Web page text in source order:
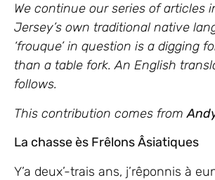
We continue our series of articles
Jersey’s own traditional native
‘frouque’ in question is a digging
than a table fork. An English
follows.
This contribution comes from
La chasse ès Frêlons Âsiatiques
Y’a deux’-trais ans, j’rêponnis à